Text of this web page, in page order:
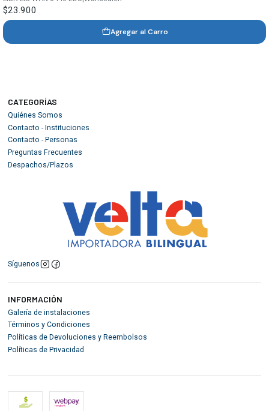
$23.900
Agregar al Carro
CATEGORÍAS
Quiénes Somos
Contacto - Instituciones
Contacto - Personas
Preguntas Frecuentes
Despachos/Plazos
Síguenos
INFORMACIÓN
Galería de instalaciones
Términos y Condiciones
Políticas de Devoluciones y Reembolsos
Políticas de Privacidad